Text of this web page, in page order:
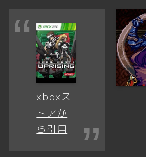
xboxス
トアか
ら引用